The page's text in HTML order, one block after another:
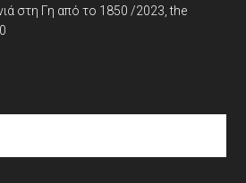
στη Γη από το 1850 /2023, the